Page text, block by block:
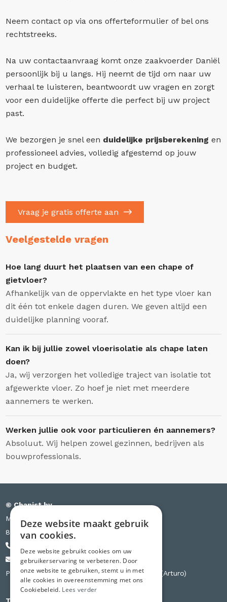
Neem contact op via ons offerteformulier of bel ons
rechtstreeks.
Na uw contactaanvraag komt onze zaakvoerder Daniël
persoonlijk bij u langs. Hij neemt de tijd om naar uw
verhaal te luisteren, beantwoordt uw vragen en zorgt
voor een duidelijke offerte die perfect bij uw project
past.
We bezorgen je snel een duidelijke prijsberekening en
professioneel advies, volledig afgestemd op jouw
project en budget.
Vraag je gratis offerte aan
Veelgestelde vragen
Hoe lang duurt het plaatsen van een chape of
gietvloer?
Afhankelijk van de oppervlakte en het type vloer kan
dit één tot enkele dagen duren. We geven altijd een
duidelijke planning vooraf.
Kan ik bij jullie zowel vloerisolatie als chape laten
doen?
Ja, wij verzorgen het volledige traject van isolatie tot
afgewerkte vloer. Zo hoef je niet met meerdere
aannemers te werken.
Werken jullie ook voor particulieren én aannemers?
Absoluut. Wij helpen zowel gezinnen, bedrijven als
bouwprofessionals.
© Chapist bv
Meensesteenweg 385 bus S03
8501 Kortrijk
info@chapist.be
Partner van Knauf, Weber, Betopor, Uzin Utz (Arturo)
Deze website maakt gebruik
van cookies.
Deze website gebruikt cookies om uw
gebruikerservaring te verbeteren. Door
onze website te gebruiken, stemt u in met
alle cookies in overeenstemming met ons
Cookiebeleid. Lees verder